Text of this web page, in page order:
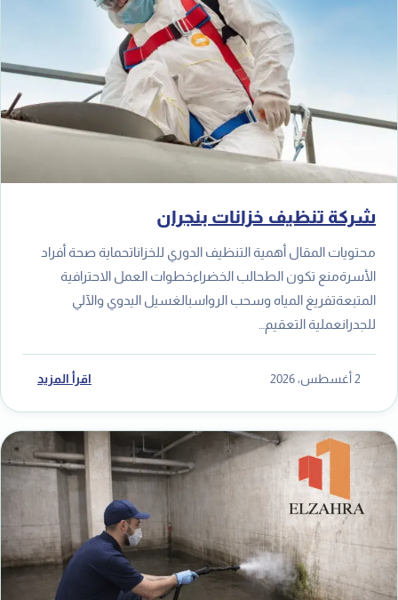
شركة تنظيف خزانات بنجران
محتويات المقال أهمية التنظيف الدوري للخزاناتحماية صحة أفراد
الأسرةمنع تكون الطحالب الخضراءخطوات العمل الاحترافية
المتبعةتفريغ المياه وسحب الرواسبالغسيل اليدوي والآلي
للجدرانعملية التعقيم…
2 أغسطس، 2026 اقرأ المزيد